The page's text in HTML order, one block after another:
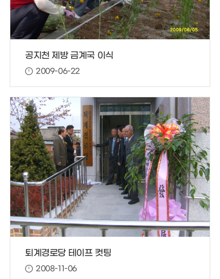
공지천 제방 금계국 이식
2009-06-22
퇴계경로당 테이프 컷팅
2008-11-06